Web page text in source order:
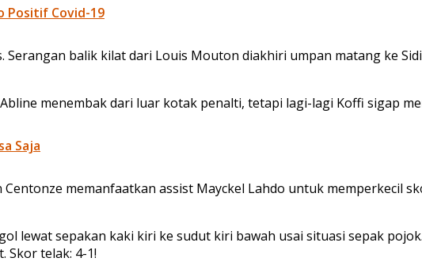
Positif Covid-19
Serangan balik kilat dari Louis Mouton diakhiri umpan matang ke
menembak dari luar kotak penalti, tetapi lagi-lagi Koffi sigap
Saja
memanfaatkan assist Mayckel Lahdo untuk memperkecil
lewat sepakan kaki kiri ke sudut kiri bawah usai situasi sepak
Skor telak: 4-1!